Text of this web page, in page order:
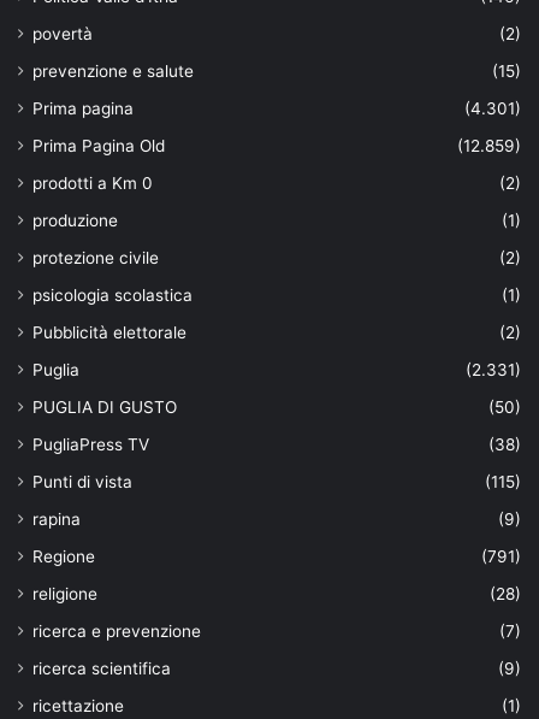
povertà
(2)
prevenzione e salute
(15)
Prima pagina
(4.301)
Prima Pagina Old
(12.859)
prodotti a Km 0
(2)
produzione
(1)
protezione civile
(2)
psicologia scolastica
(1)
Pubblicità elettorale
(2)
Puglia
(2.331)
PUGLIA DI GUSTO
(50)
PugliaPress TV
(38)
Punti di vista
(115)
rapina
(9)
Regione
(791)
religione
(28)
ricerca e prevenzione
(7)
ricerca scientifica
(9)
ricettazione
(1)